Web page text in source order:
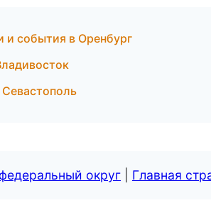
и события в Оренбург
округ Главная